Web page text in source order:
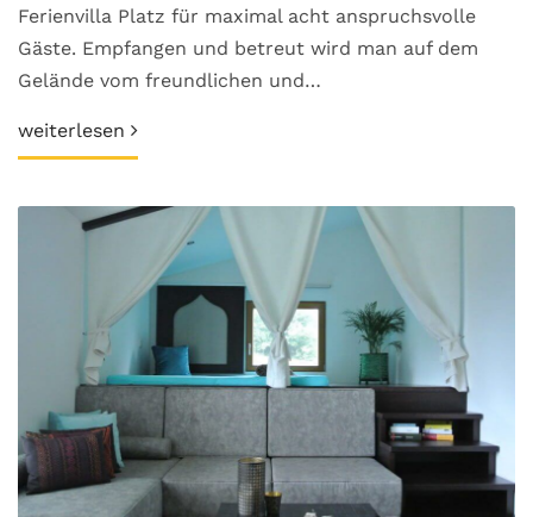
Ferienvilla Platz für maximal acht anspruchsvolle
Gäste. Empfangen und betreut wird man auf dem
Gelände vom freundlichen und…
weiterlesen